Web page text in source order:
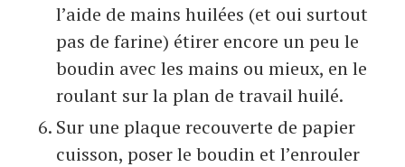
l’aide de mains huilées (et oui surtout
pas de farine) étirer encore un peu le
boudin avec les mains ou mieux, en le
roulant sur la plan de travail huilé.
Sur une plaque recouverte de papier
cuisson, poser le boudin et l’enrouler